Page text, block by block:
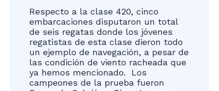
Respecto a la clase 420, cinco
embarcaciones disputaron un total
de seis regatas donde los jóvenes
regatistas de esta clase dieron todo
un ejemplo de navegación, a pesar de
las condición de viento racheada que
ya hemos mencionado. Los
campeones de la prueba fueron